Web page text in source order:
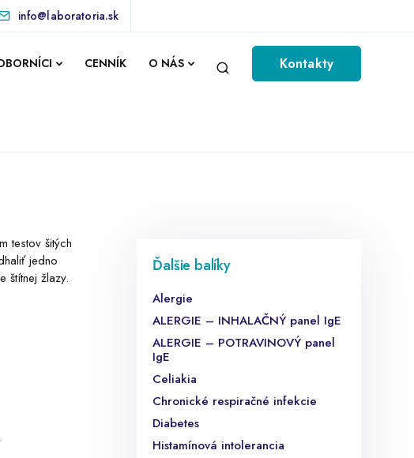
info@laboratoria.sk
CENNÍK O NÁS Kontakty
testov šitých
jedno
štítnej žlazy.
Ďalšie balíky
Alergie
ALERGIE – INHALAČNÝ panel IgE
ALERGIE – POTRAVINOVÝ panel
IgE
Celiakia
Chronické respiračné infekcie
Diabetes
Histamínová intolerancia